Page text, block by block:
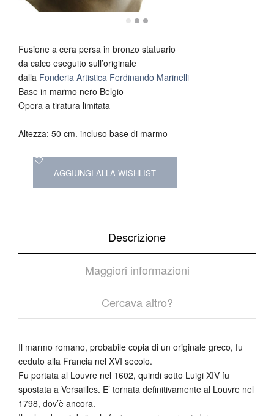
Fusione a cera persa in bronzo statuario
da calco eseguito sull’originale
dalla Fonderia Artistica Ferdinando Marinelli
Base in marmo nero Belgio
Opera a tiratura limitata
Altezza: 50 cm. incluso base di marmo
AGGIUNGI ALLA WISHLIST
Descrizione
Maggiori informazioni
Cercava altro?
Il marmo romano, probabile copia di un originale greco, fu
ceduto alla Francia nel XVI secolo.
Fu portata al Louvre nel 1602, quindi sotto Luigi XIV fu
spostata a Versailles. E’ tornata definitivamente al Louvre nel
1798, dov’è ancora.